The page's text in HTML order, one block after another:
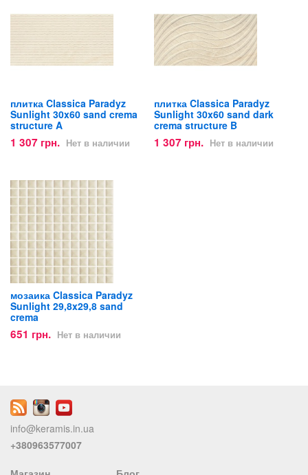
плитка Classica Paradyz
Sunlight 30x60 sand crema
structure A
1 307 грн. Нет в наличии
плитка Classica Paradyz
Sunlight 30x60 sand dark
crema structure B
1 307 грн. Нет в наличии
мозаика Classica Paradyz
Sunlight 29,8x29,8 sand
crema
651 грн. Нет в наличии
info@keramis.in.ua
+380963577007